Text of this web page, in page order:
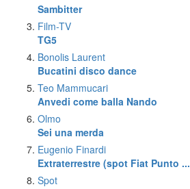
Sambitter
Film-TV
TG5
Bonolis Laurent
Bucatini disco dance
Teo Mammucari
Anvedi come balla Nando
Olmo
Sei una merda
Eugenio Finardi
Extraterrestre (spot Fiat Punto ...
Spot